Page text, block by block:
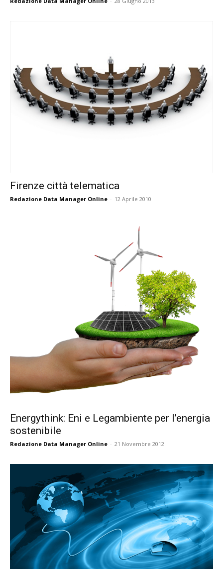
Firenze città telematica
Redazione Data Manager Online - 12 Aprile 2010
Energythink: Eni e Legambiente per l’energia
sostenibile
Redazione Data Manager Online - 21 Novembre 2012